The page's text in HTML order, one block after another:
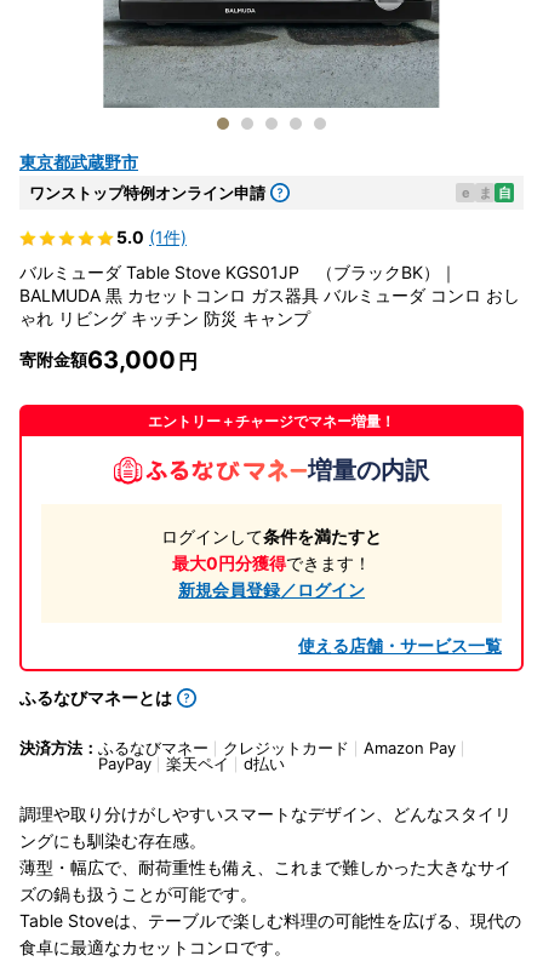
東京都武蔵野市
ワンストップ特例オンライン申請 e ま 自
5.0 (1件)
バルミューダ Table Stove KGS01JP （ブラックBK）｜
BALMUDA 黒 カセットコンロ ガス器具 バルミューダ コンロ おし
ゃれ リビング キッチン 防災 キャンプ
寄附金額63,000
エントリー＋チャージでマネー増量！
増量の内訳
ログインして条件を満たすと
最大0円分獲得できます！
新規会員登録／ログイン
使える店舗・サービス一覧
ふるなびマネーとは
決済方法： ふるなびマネー クレジットカード
Amazon Pay
PayPay
楽天ペイ d払い
調理や取り分けがしやすいスマートなデザイン、どんなスタイリ
ングにも馴染む存在感。
薄型・幅広で、耐荷重性も備え、これまで難しかった大きなサイ
ズの鍋も扱うことが可能です。
Table Stoveは、テーブルで楽しむ料理の可能性を広げる、現代の
食卓に最適なカセットコンロです。